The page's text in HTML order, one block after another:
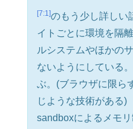
[7:1]のもう少し詳しい
イトごとに環境を隔
ルシステムやほかの
ないようにしている
ぶ。(ブラウザに限ら
じような技術がある)
sandboxによるメモ